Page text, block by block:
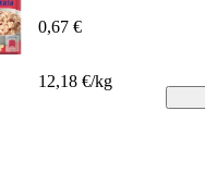
0,67 €
12,18 €/kg